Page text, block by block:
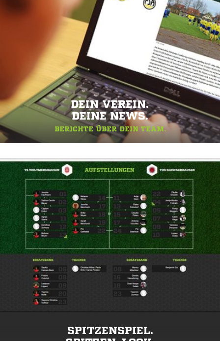
DEIN VEREIN.
DEINE NEWS.
BERICHTE ÜBER DEIN TEAM.
SPITZENSPIEL.